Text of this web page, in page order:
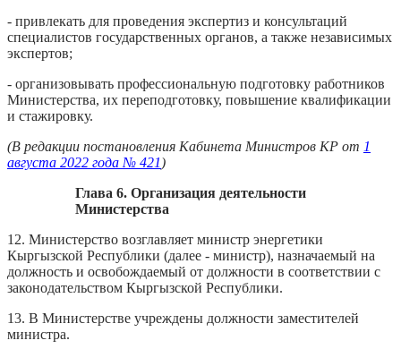
- привлекать для проведения экспертиз и консультаций
специалистов государственных органов, а также независимых
экспертов;
- организовывать профессиональную подготовку работников
Министерства, их переподготовку, повышение квалификации
и стажировку.
(В редакции постановления Кабинета Министров КР от 1
августа 2022 года № 421)
Глава 6. Организация деятельности
Министерства
12. Министерство возглавляет министр энергетики
Кыргызской Республики (далее - министр), назначаемый на
должность и освобождаемый от должности в соответствии с
законодательством Кыргызской Республики.
13. В Министерстве учреждены должности заместителей
министра.